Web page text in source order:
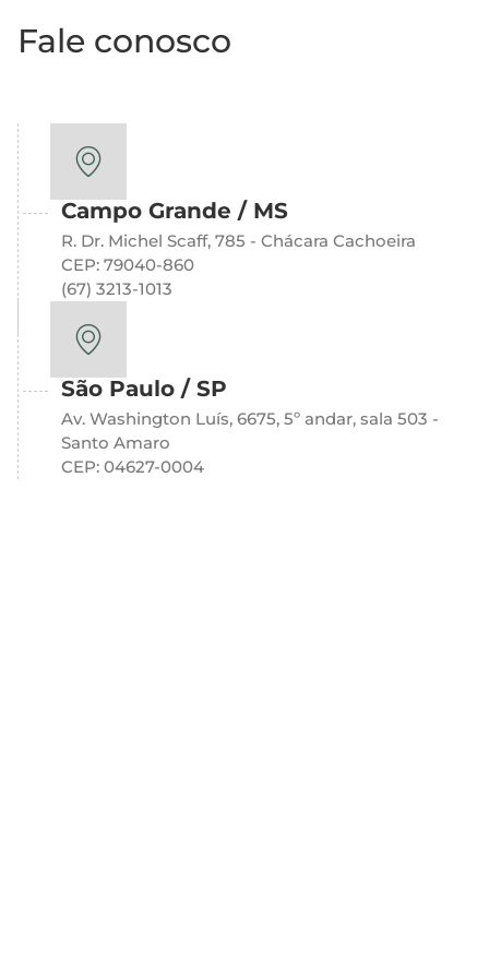
Fale conosco
Campo Grande / MS
R. Dr. Michel Scaff, 785 - Chácara Cachoeira
CEP: 79040-860
(67) 3213-1013
São Paulo / SP
Av. Washington Luís, 6675, 5º andar, sala 503 -
Santo Amaro
CEP: 04627-0004